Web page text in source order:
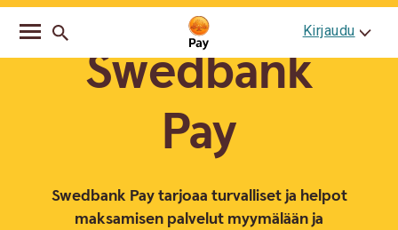
Go
Skip
Kirjaudu
Swedbank
Pay
Swedbank Pay tarjoaa turvalliset ja helpot
maksamisen palvelut myymälään ja